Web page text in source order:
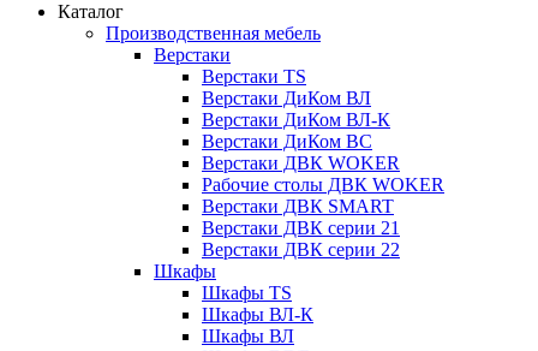
Каталог
Производственная мебель
Верстаки
Верстаки TS
Верстаки ДиКом ВЛ
Верстаки ДиКом ВЛ-К
Верстаки ДиКом ВС
Верстаки ДВК WOKER
Рабочие столы ДВК WOKER
Верстаки ДВК SMART
Верстаки ДВК серии 21
Верстаки ДВК серии 22
Шкафы
Шкафы TS
Шкафы ВЛ-К
Шкафы ВЛ